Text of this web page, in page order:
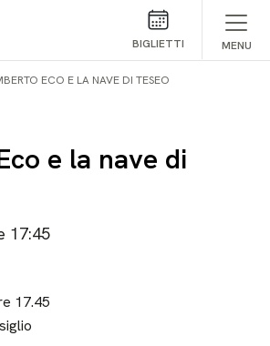
BIGLIETTI MENU
ECO E LA NAVE DI TESEO
e la nave di
17:45
17.45